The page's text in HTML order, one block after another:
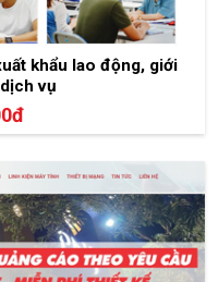
khẩu lao động, giới
vụ